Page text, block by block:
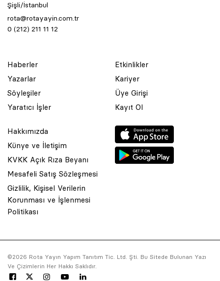
Şişli/İstanbul
rota@rotayayin.com.tr
0 (212) 211 11 12
Haberler
Yazarlar
Söyleşiler
Yaratıcı İşler
Etkinlikler
Kariyer
Üye Girişi
Kayıt Ol
Hakkımızda
Künye ve İletişim
KVKK Açık Rıza Beyanı
Mesafeli Satış Sözleşmesi
Gizlilik, Kişisel Verilerin
Korunması ve İşlenmesi
Politikası
©2026 Rota Yayın Yapım Tanıtım Tic. Ltd. Şti. Bu Sitede Bulunan Yazı
Ve Çizimlerin Her Hakkı Saklıdır.
© 2001 Rota Yayın Yapım Tanıtım Tic. Ltd. Şti. Bu Sitede Bulunan
Asquared WordPress Agencytarafından tasarlanmış ve